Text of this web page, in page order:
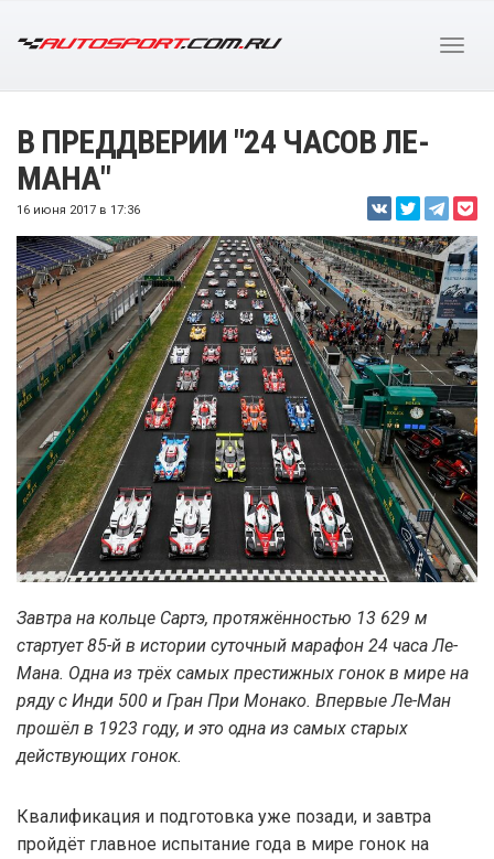
В ПРЕДДВЕРИИ "24 ЧАСОВ ЛЕ-
МАНА"
16 июня 2017 в 17:36
Завтра на кольце Сартэ, протяжённостью 13 629 м
стартует 85-й в истории суточный марафон 24 часа Ле-
Мана. Одна из трёх самых престижных гонок в мире на
ряду с Инди 500 и Гран При Монако. Впервые Ле-Ман
прошёл в 1923 году, и это одна из самых старых
действующих гонок.
Квалификация и подготовка уже позади, и завтра
пройдёт главное испытание года в мире гонок на